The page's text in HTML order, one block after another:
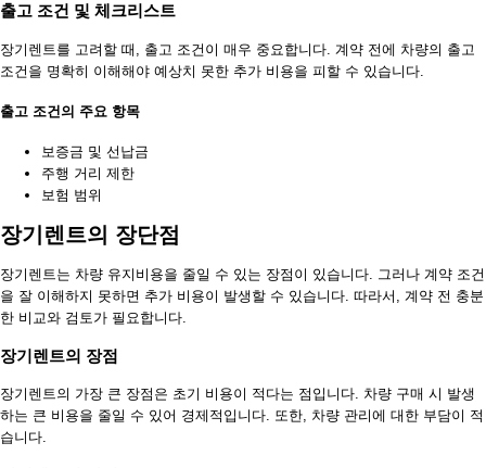
출고 조건 및 체크리스트
장기렌트를 고려할 때, 출고 조건이 매우 중요합니다. 계약 전에 차량의 출고
조건을 명확히 이해해야 예상치 못한 추가 비용을 피할 수 있습니다.
출고 조건의 주요 항목
보증금 및 선납금
주행 거리 제한
보험 범위
장기렌트의 장단점
장기렌트는 차량 유지비용을 줄일 수 있는 장점이 있습니다. 그러나 계약 조건
을 잘 이해하지 못하면 추가 비용이 발생할 수 있습니다. 따라서, 계약 전 충분
한 비교와 검토가 필요합니다.
장기렌트의 장점
장기렌트의 가장 큰 장점은 초기 비용이 적다는 점입니다. 차량 구매 시 발생
하는 큰 비용을 줄일 수 있어 경제적입니다. 또한, 차량 관리에 대한 부담이 적
습니다.